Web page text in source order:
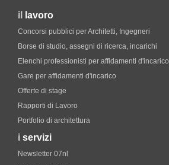
il lavoro
Concorsi pubblici per Architetti, Ingegneri
Borse di studio, assegni di ricerca, incarichi
Elenchi professionisti per affidamenti d'incarico
Gare per affidamenti d'incarico
Offerte di stage
Rapporti di Lavoro
Portfolio di architettura
i servizi
Newsletter 07nl